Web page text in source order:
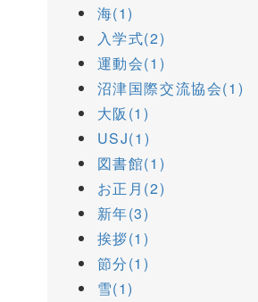
海(1)
入学式(2)
運動会(1)
沼津国際交流協会(1)
大阪(1)
USJ(1)
図書館(1)
お正月(2)
新年(3)
挨拶(1)
節分(1)
雪(1)